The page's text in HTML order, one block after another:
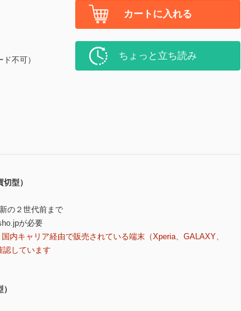
不可）
カートに入れる
ちょっと立ち読み
型）
の２世代前まで
が必要
内キャリア経由で販売されている端末（Xperia、GALAXY、
認しています